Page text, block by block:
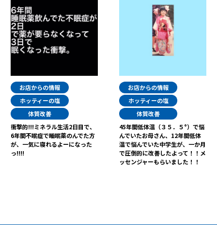
お店からの情報
ホッティーの塩
体質改善
衝撃的!!!ミネラル生活2日目で、
6年間不眠症で睡眠薬のんでた方
が、一気に寝れるよーになった
っ!!!!
お店からの情報
ホッティーの塩
体質改善
45年間低体温（３５．５°）で悩
んでいたお母さん、12年間低体
温で悩んでいた中学生が、一か月
で圧倒的に改善したよって！！メ
ッセンジャーもらいました！！